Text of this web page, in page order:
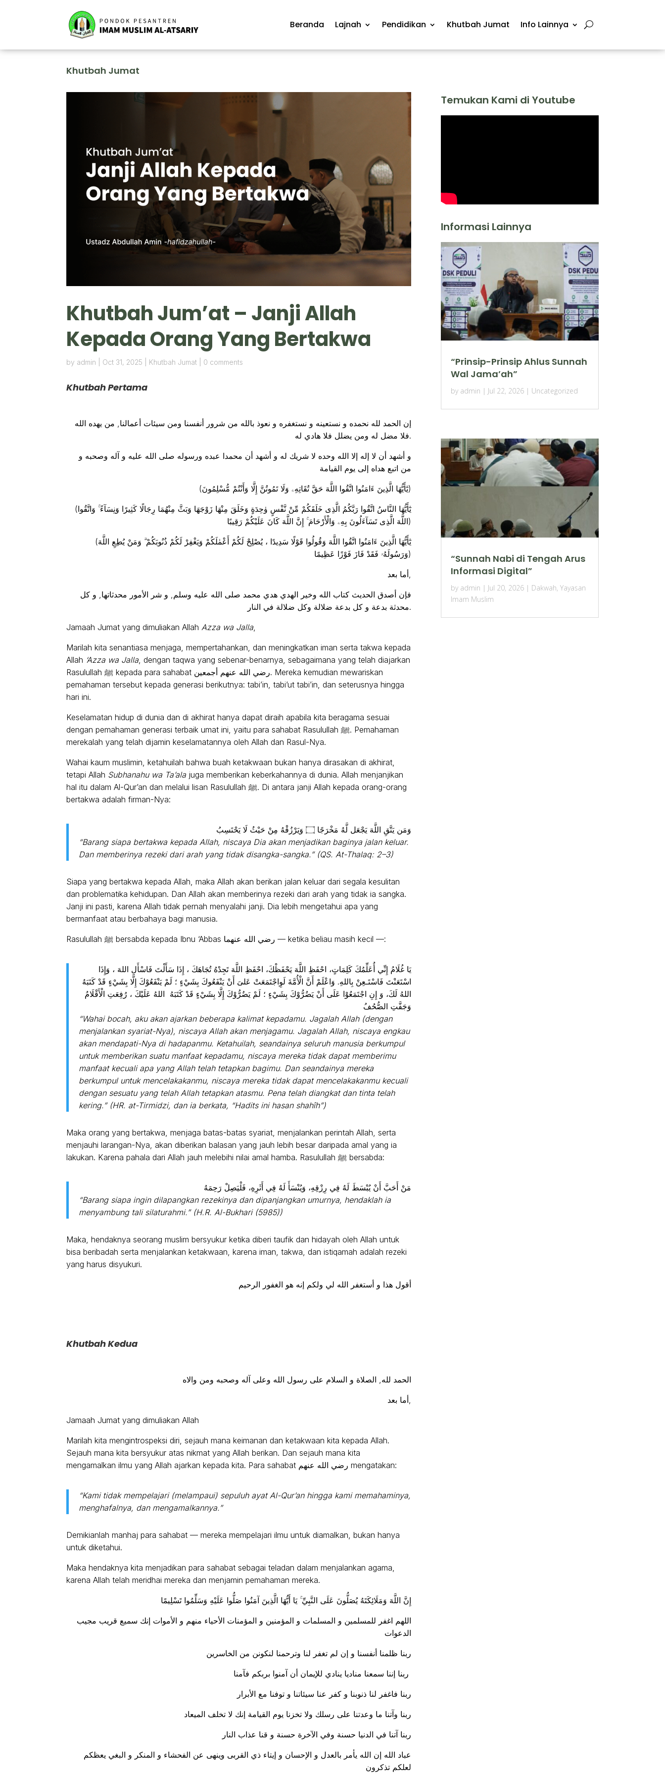
Beranda Lajnah Pendidikan Khutbah Jumat Info Lainnya
Khutbah Jumat
Khutbah Jum’at – Janji Allah
Kepada Orang Yang Bertakwa
by admin Oct 31, 2025 Khutbah Jumat 0 comments
Khutbah Pertama
إن الحمد لله نحمده و نستعينه و نستغفره و نعوذ بالله من شرور أنفسنا ومن سيئات أعمالنا, من يهده الله
فلا مضل له ومن يضلل فلا هادي له.
و أشهد أن لا إله إلا الله وحده لا شريك له و أشهد أن محمدا عبده ورسوله صلى الله عليه و آله وصحبه و
من اتبع هداه إلى يوم القيامة
(يٰٓأَيُّهَا الَّذِينَ ءَامَنُوا اتَّقُوا اللَّهَ حَقَّ تُقَاتِهِۦ وَلَا تَمُوتُنَّ إِلَّا وَأَنْتُمْ مُّسْلِمُونَ)
(يٰٓأَيُّهَا النَّاسُ اتَّقُوا رَبَّكُمُ الَّذِى خَلَقَكُمْ مِّنْ نَّفْسٍ وٰحِدَةٍ وَخَلَقَ مِنْهَا زَوْجَهَا وَبَثَّ مِنْهُمَا رِجَالًا كَثِيرًا وَنِسَآءً ۚ وَاتَّقُوا
اللَّهَ الَّذِى تَسَآءَلُونَ بِهِۦ وَالْأَرْحَامَ ۚ إِنَّ اللَّهَ كَانَ عَلَيْكُمْ رَقِيبًا)
(يٰٓأَيُّهَا الَّذِينَ ءَامَنُوا اتَّقُوا اللَّهَ وَقُولُوا قَوْلًا سَدِيدًا ، يُصْلِحْ لَكُمْ أَعْمٰلَكُمْ وَيَغْفِرْ لَكُمْ ذُنُوبَكُمْ ۗ وَمَنْ يُطِعِ اللَّهَ
وَرَسُولَهُۥ فَقَدْ فَازَ فَوْزًا عَظِيمًا)
فإن أصدق الحديث كتاب الله وخير الهدي هدي محمد صلى الله عليه وسلم, و شر الأمور محدثاتها, و كل
محدثة بدعة و كل بدعة ضلالة وكل ضلالة في النار.
Jamaah Jumat yang dimuliakan Allah Azza wa Jalla
Marilah kita senantiasa menjaga, mempertahankan, dan meningkatkan iman serta takwa kepada
Allah ‘Azza wa Jalla , dengan taqwa yang sebenar-benarnya, sebagaimana yang telah diajarkan
Rasulullah ﷺ kepada para sahabat رضي الله عنهم أجمعين. Mereka kemudian mewariskan
pemahaman tersebut kepada generasi berikutnya: tabi’in, tabi’ut tabi’in, dan seterusnya hingga
hari ini.
Keselamatan hidup di dunia dan di akhirat hanya dapat diraih apabila kita beragama sesuai
dengan pemahaman generasi terbaik umat ini, yaitu para sahabat Rasulullah ﷺ. Pemahaman
merekalah yang telah dijamin keselamatannya oleh Allah dan Rasul-Nya.
Wahai kaum muslimin, ketahuilah bahwa buah ketakwaan bukan hanya dirasakan di akhirat,
tetapi Allah Subhanahu wa Ta’ala juga memberikan keberkahannya di dunia. Allah menjanjikan
hal itu dalam Al-Qur’an dan melalui lisan Rasulullah ﷺ. Di antara janji Allah kepada orang-orang
bertakwa adalah firman-Nya:
وَمَن يَتَّقِ اللَّهَ يَجْعَل لَّهُ مَخْرَجًا ۝ وَيَرْزُقْهُ مِنْ حَيْثُ لَا يَحْتَسِبُ
“Barang siapa bertakwa kepada Allah, niscaya Dia akan menjadikan baginya jalan keluar.
Dan memberinya rezeki dari arah yang tidak disangka-sangka.” (QS. At-Thalaq: 2–3)
Siapa yang bertakwa kepada Allah, maka Allah akan berikan jalan keluar dari segala kesulitan
dan problematika kehidupan. Dan Allah akan memberinya rezeki dari arah yang tidak ia sangka.
Janji ini pasti, karena Allah tidak pernah menyalahi janji. Dia lebih mengetahui apa yang
bermanfaat atau berbahaya bagi manusia.
Rasulullah ﷺ bersabda kepada Ibnu ‘Abbas رضي الله عنهما — ketika beliau masih kecil —:
يَا غُلَامُ إِنِّي أُعَلِّمُكَ كَلِمَاتٍ، احْفَظِ اللَّهَ يَحْفَظْكَ، احْفَظِ اللَّهَ تَجِدْهُ تُجَاهَكَ ، إِذَا سَأَلْتَ فَاسْأَلِ اللهَ ، وَإِذَا
اسْتَعَنْتَ فَاسْتَـعِنْ بِاللهِ. وَاعْلَمْ أَنَّ الْأُمَّةَ لَوِاجْتَمَعَتْ عَلىَ أَنْ يَنْفَعُوكَ بِشَيْءٍ ؛ لَمْ يَنْفَعُوْكَ إِلَّا بِشَيْءٍ قَدْ كَتَبَهُ
اللهُ لَكَ، وَ إِنِ اجْتَمَعُوْا عَلَى أَنْ يَضُرُّوْكَ بِشَيْءٍ ؛ لَمْ يَضُرُّوْكَ إِلَّا بِشَيْءٍ قَدْ كَتَبَهُ اللهُ عَلَيْكَ ، رُفِعَتِ الْأَقْلَامُ
وَجَفَّتِ الصُّحُفُ
“Wahai bocah, aku akan ajarkan beberapa kalimat kepadamu. Jagalah Allah (dengan
menjalankan syariat-Nya), niscaya Allah akan menjagamu. Jagalah Allah, niscaya engkau
akan mendapati-Nya di hadapanmu. Ketahuilah, seandainya seluruh manusia berkumpul
untuk memberikan suatu manfaat kepadamu, niscaya mereka tidak dapat memberimu
manfaat kecuali apa yang Allah telah tetapkan bagimu. Dan seandainya mereka
berkumpul untuk mencelakakanmu, niscaya mereka tidak dapat mencelakakanmu kecuali
dengan sesuatu yang telah Allah tetapkan atasmu. Pena telah diangkat dan tinta telah
kering.” (HR. at-Tirmidzi, dan ia berkata, “Hadits ini hasan shahîh”)
Maka orang yang bertakwa, menjaga batas-batas syariat, menjalankan perintah Allah, serta
menjauhi larangan-Nya, akan diberikan balasan yang jauh lebih besar daripada amal yang ia
lakukan. Karena pahala dari Allah jauh melebihi nilai amal hamba. Rasulullah ﷺ bersabda:
مَنْ أَحَبَّ أَنْ يُبْسَطَ لَهُ فِي رِزْقِهِ، وَيُنْسَأَ لَهُ فِي أَثَرِهِ، فَلْيَصِلْ رَحِمَهُ
“Barang siapa ingin dilapangkan rezekinya dan dipanjangkan umurnya, hendaklah ia
menyambung tali silaturahmi.” (H.R. Al-Bukhari (5985))
Maka, hendaknya seorang muslim bersyukur ketika diberi taufik dan hidayah oleh Allah untuk
bisa beribadah serta menjalankan ketakwaan, karena iman, takwa, dan istiqamah adalah rezeki
yang harus disyukuri.
أقول هذا و أستغفر الله لي ولكم إنه هو الغفور الرحيم
Khutbah Kedua
الحمد لله, الصلاة و السلام على رسول الله وعلى آله وصحبه ومن والاه
Jamaah Jumat yang dimuliakan Allah
Marilah kita mengintrospeksi diri, sejauh mana keimanan dan ketakwaan kita kepada Allah.
Sejauh mana kita bersyukur atas nikmat yang Allah berikan. Dan sejauh mana kita
mengamalkan ilmu yang Allah ajarkan kepada kita. Para sahabat رضي الله عنهم mengatakan:
“Kami tidak mempelajari (melampaui) sepuluh ayat Al-Qur’an hingga kami memahaminya,
menghafalnya, dan mengamalkannya.”
Demikianlah manhaj para sahabat — mereka mempelajari ilmu untuk diamalkan, bukan hanya
untuk diketahui.
Maka hendaknya kita menjadikan para sahabat sebagai teladan dalam menjalankan agama,
karena Allah telah meridhai mereka dan menjamin pemahaman mereka.
إِنَّ اللَّهَ وَمَلَائِكَتَهُ يُصَلُّونَ عَلَى النَّبِيِّ ۚ يَا أَيُّهَا الَّذِينَ آمَنُوا صَلُّوا عَلَيْهِ وَسَلِّمُوا تَسْلِيمًا
اللهم اغفر للمسلمين و المسلمات و المؤمنين و المؤمنات الأحياء منهم و الأموات إنك سميع قريب مجيب
الدعوات
ربنا ظلمنا أنفسنا و إن لم تغفر لنا وترحمنا لنكونن من الخاسرين
ربنا فاغفر لنا ذنوبنا و كفر عنا سيئاتنا و توفنا مع الأبرار
ربنا وآتنا ما وعدتنا على رسلك ولا تخزنا يوم القيامة إنك لا تخلف الميعاد
ربنا آتنا في الدنيا حسنة وفي الآخرة حسنة و قنا عذاب النار
عباد الله إن الله يأمر بالعدل و الإحسان و إيتاء ذي القربى وينهى عن الفحشاء و المنكر و البغي يعظكم
لعلكم تذكرون
Temukan Kami di Youtube
Informasi Lainnya
“Prinsip-Prinsip Ahlus Sunnah
Wal Jama’ah”
by admin | Jul 22, 2026| Uncategorized
“Sunnah Nabi di Tengah Arus
Informasi Digital”
by admin | Jul 20, 2026| Dakwah, Yayasan
Imam Muslim